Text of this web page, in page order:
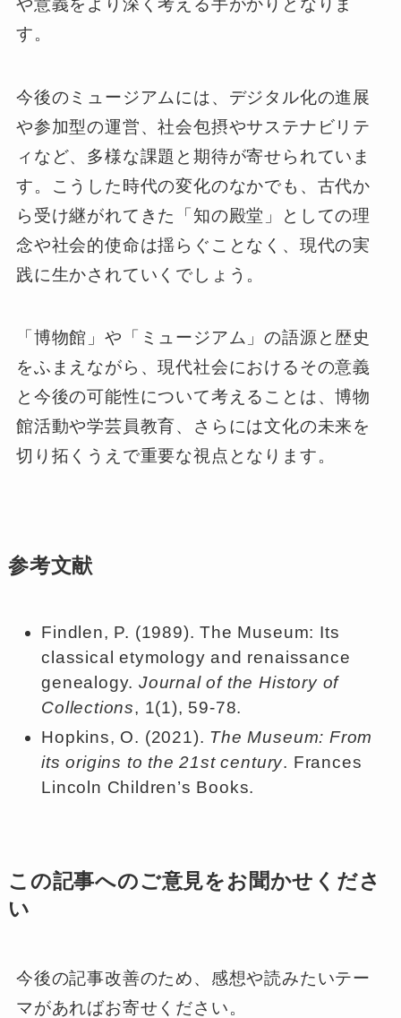
や意義をより深く考える手がかりとなりま
す。
今後のミュージアムには、デジタル化の進展
や参加型の運営、社会包摂やサステナビリテ
ィなど、多様な課題と期待が寄せられていま
す。こうした時代の変化のなかでも、古代か
ら受け継がれてきた「知の殿堂」としての理
念や社会的使命は揺らぐことなく、現代の実
践に生かされていくでしょう。
「博物館」や「ミュージアム」の語源と歴史
をふまえながら、現代社会におけるその意義
と今後の可能性について考えることは、博物
館活動や学芸員教育、さらには文化の未来を
切り拓くうえで重要な視点となります。
参考文献
Findlen, P. (1989). The Museum: Its
classical etymology and renaissance
genealogy. Journal of the History of
Collections, 1(1), 59-78.
Hopkins, O. (2021). The Museum: From
its origins to the 21st century. Frances
Lincoln Children’s Books.
この記事へのご意見をお聞かせくださ
い
今後の記事改善のため、感想や読みたいテー
マがあればお寄せください。